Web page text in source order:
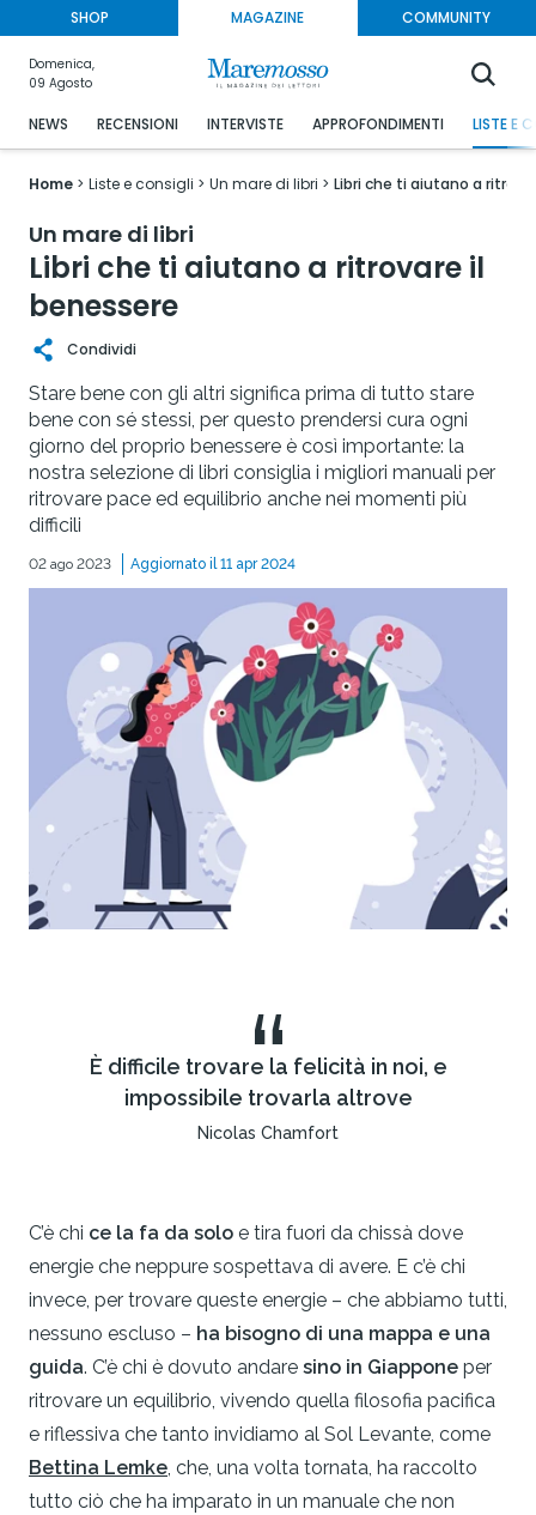
SHOP MAGAZINE COMMUNITY
Domenica,
09 Agosto
NEWS RECENSIONI INTERVISTE APPROFONDIMENTI LISTE E
Home Liste e consigli Un mare di libri Libri che ti aiutano a
Un mare di libri
Libri che ti aiutano a ritrovare il
benessere
Condividi
Stare bene con gli altri significa prima di tutto stare
bene con sé stessi, per questo prendersi cura ogni
giorno del proprio benessere è così importante: la
nostra selezione di libri consiglia i migliori manuali per
ritrovare pace ed equilibrio anche nei momenti più
difficili
02 ago 2023 Aggiornato il 11 apr 2024
“
È difficile trovare la felicità in noi, e
impossibile trovarla altrove
Nicolas Chamfort
C’è chi ce la fa da solo e tira fuori da chissà dove
energie che neppure sospettava di avere. E c’è chi
invece, per trovare queste energie – che abbiamo tutti,
nessuno escluso – ha bisogno di una mappa e una
guida. C’è chi è dovuto andare sino in Giappone per
ritrovare un equilibrio, vivendo quella filosofia pacifica
e riflessiva che tanto invidiamo al Sol Levante, come
Bettina Lemke, che, una volta tornata, ha raccolto
tutto ciò che ha imparato in un manuale che non